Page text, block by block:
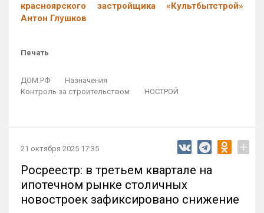
красноярского застройщика «Культбытстрой»
Антон Глушков
Печать
ДОМ.РФ
Назначения
Контроль за строительством
НОСТРОЙ
21 октября 2025 17:35 +
Росреестр: в третьем квартале на
ипотечном рынке столичных
новостроек зафиксировано снижение